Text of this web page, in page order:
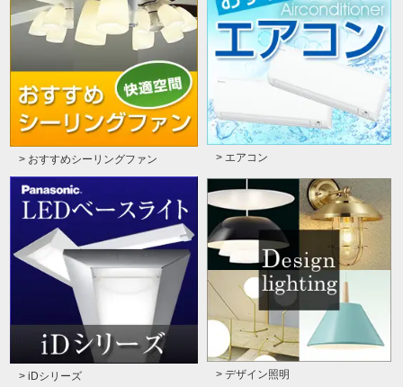
> おすすめシーリングファン > エアコン
> iDシリーズ > デザイン照明